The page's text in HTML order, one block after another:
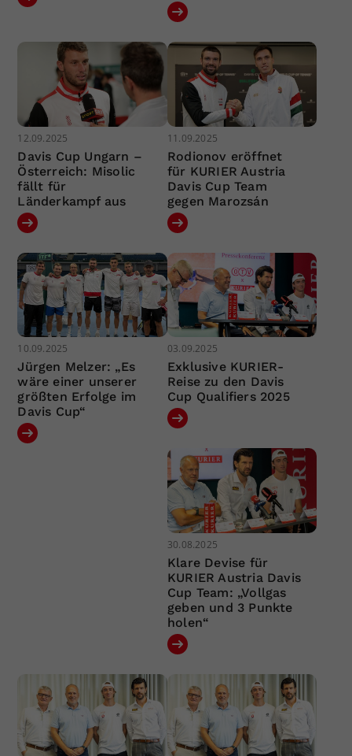
12.09.2025
Davis Cup Ungarn –
Österreich: Misolic
fällt für
Länderkampf aus
11.09.2025
Rodionov eröffnet
für KURIER Austria
Davis Cup Team
gegen Marozsán
10.09.2025
Jürgen Melzer: „Es
wäre einer unserer
größten Erfolge im
Davis Cup“
03.09.2025
Exklusive KURIER-
Reise zu den Davis
Cup Qualifiers 2025
30.08.2025
Klare Devise für
KURIER Austria Davis
Cup Team: „Vollgas
geben und 3 Punkte
holen“